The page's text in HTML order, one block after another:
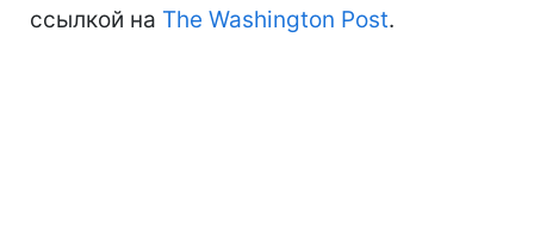
ссылкой на The Washington Post.